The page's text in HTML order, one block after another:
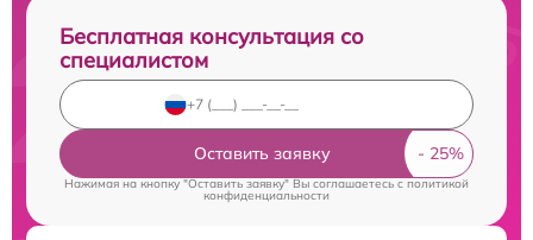
Бесплатная консультация со
специалистом
Оставить заявку
Нажимая на кнопку "Оставить заявку" Вы соглашаетесь cполитикой
конфиденциальности